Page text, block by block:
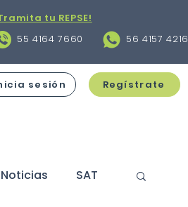
tu REPSE!
55 4164 7660
56 4157 4216
sesión Regístrate
Noticias SAT